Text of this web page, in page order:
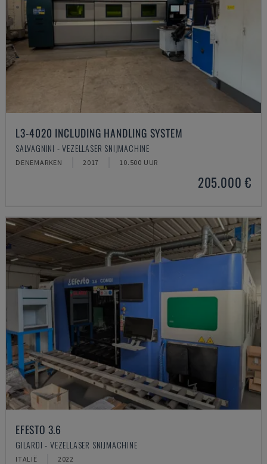
L3-4020 INCLUDING HANDLING SYSTEM
SALVAGNINI - VEZELLASER SNIJMACHINE
DENEMARKEN 2017 10.500 UUR
205.000 €
EFESTO 3.6
GILARDI - VEZELLASER SNIJMACHINE
ITALIË 2022